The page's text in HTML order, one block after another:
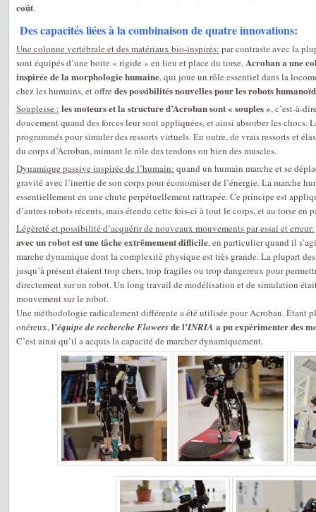
coût.
Des capacités liées à la combinaison de quatre innovations:
Une colonne vertébrale et des matériaux bio-inspirés: par contraste avec la
sont équipés d’une boite « rigide » en lieu et place du torse,Acroban a une
inspirée de la morphologie humaine, qui joue un rôle essentiel dans la
chez les humains, et offre des possibilités nouvelles pour les robots
Souplesse : les moteurs et la structure d’Acroban sont « souples », c’est-à-
doucement quand des forces leur sont appliquées, et ainsi absorber les chocs.
programmés pour simuler des ressorts virtuels. En outre, de vrais ressorts et
du corps d’Acroban, mimant le rôle des tendons ou bien des muscles.
Dynamique passive inspirée de l’humain: quand un humain marche et se
gravité avec l’inertie de son corps pour économiser de l’énergie. La marche
essentiellement en une chute perpétuellement rattrapée. Ce principe est
d’autres robots récents, mais étendu cette fois-ci à tout le corps, et au torse en
Légèreté et possibilité d’acquérir de nouveaux mouvements par essai et erreur:
avec un robot est une tâche extrêmement difficile, en particulier quand il
marche dynamique dont la complexité physique est très grande. La plupart
jusqu’à présent étaient trop chers, trop fragiles ou trop dangereux pour
directement sur un robot. Un long travail de modélisation et de simulation
mouvement sur le robot.
Une méthodologie radicalement différente a été utilisée pour Acroban. Étant
onéreux,l’équipe de recherche Flowersde l’INRIA a pu expérimenter des
C’est ainsi qu’il a acquis la capacité de marcher dynamiquement.